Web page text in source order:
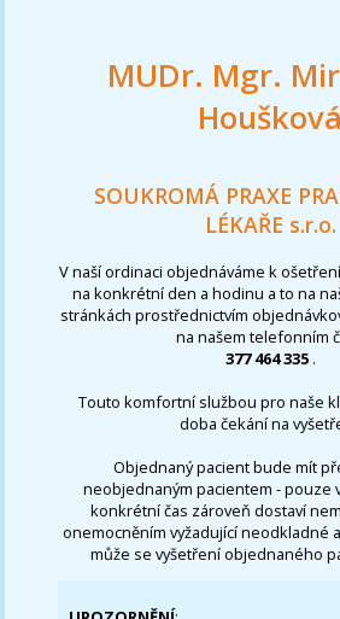
MUDr. Mgr.
Houšková
SOUKROMÁ PRAXE
LÉKAŘE s.r.o.
V naší ordinaci objednáváme k
na konkrétní den a hodinu a to na
stránkách prostřednictvím
na našem telefonním
377 464 335 .
Touto komfortní službou pro naše
doba čekání na
Objednaný pacient bude mít
neobjednaným pacientem - pouze
konkrétní čas zároveň dostaví
onemocněním vyžadující neodkladné
může se vyšetření objednaného